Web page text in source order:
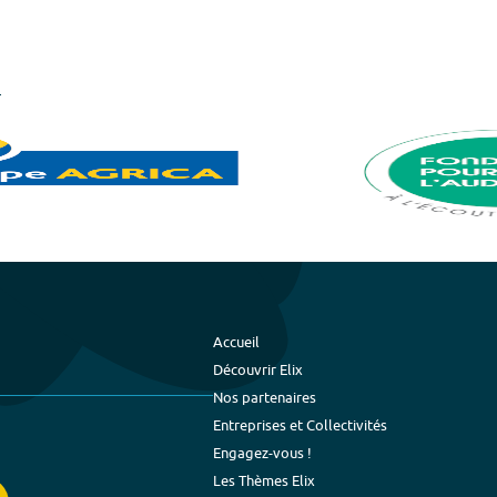
Accueil
Découvrir Elix
Nos partenaires
Entreprises et Collectivités
Engagez-vous !
Les Thèmes Elix